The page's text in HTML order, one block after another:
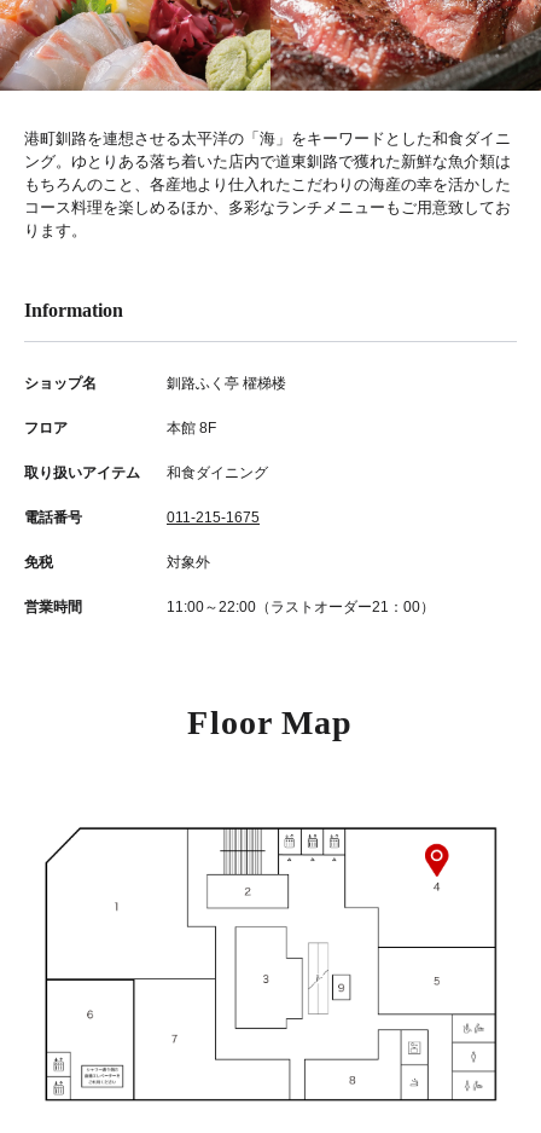
港町釧路を連想させる太平洋の「海」をキーワードとした和食ダイニ
ング。ゆとりある落ち着いた店内で道東釧路で獲れた新鮮な魚介類は
もちろんのこと、各産地より仕入れたこだわりの海産の幸を活かした
コース料理を楽しめるほか、多彩なランチメニューもご用意致してお
ります。
Information
ショップ名 釧路ふく亭 櫂梯楼
フロア 本館 8F
取り扱いアイテム 和食ダイニング
電話番号 011-215-1675
免税 対象外
営業時間 11:00～22:00（ラストオーダー21：00）
Floor Map